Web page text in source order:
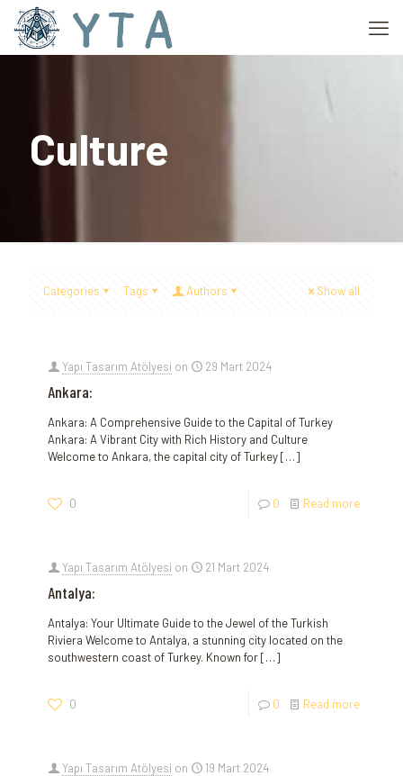
Culture
Categories Tags Authors Show all
Yapı Tasarım Atölyesi on 29 Mart 2024
Ankara:
Ankara: A Comprehensive Guide to the Capital of Turkey
Ankara: A Vibrant City with Rich History and Culture
Welcome to Ankara, the capital city of Turkey[…]
0 0 Read more
Yapı Tasarım Atölyesi on 21 Mart 2024
Antalya:
Antalya: Your Ultimate Guide to the Jewel of the Turkish
Riviera Welcome to Antalya, a stunning city located on the
southwestern coast of Turkey. Known for[…]
0 0 Read more
Yapı Tasarım Atölyesi on 19 Mart 2024